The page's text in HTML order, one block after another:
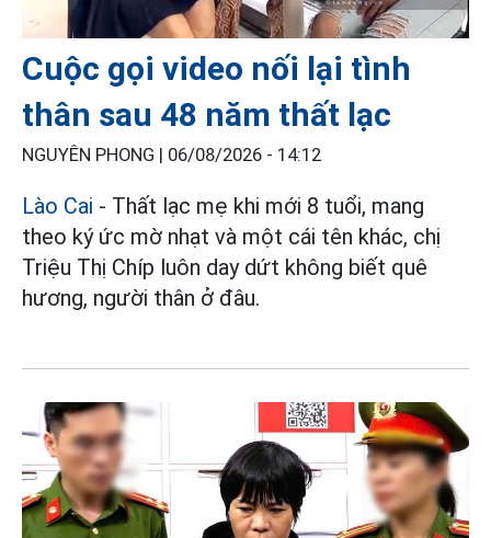
Cuộc gọi video nối lại tình
thân sau 48 năm thất lạc
NGUYÊN PHONG | 06/08/2026 - 14:12
Lào Cai - Thất lạc mẹ khi mới 8 tuổi, mang
theo ký ức mờ nhạt và một cái tên khác, chị
Triệu Thị Chíp luôn day dứt không biết quê
hương, người thân ở đâu.